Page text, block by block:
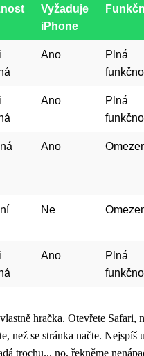
Vyžaduje
iPhone
Ano
Plná
Ano
Plná
Ano
Ne
Ano
Plná
hračka. Otevřete Safari,
než se stránka načte.
trochu... no, řekněme